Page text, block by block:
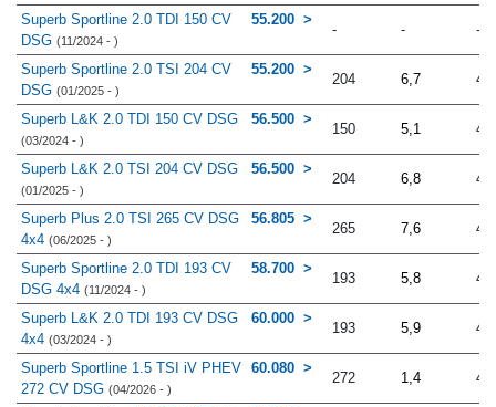
Superb Sportline 2.0 TDI 150 CV
DSG (11/2024 - )
55.200
- - -
Superb Sportline 2.0 TSI 204 CV
DSG (01/2025 - )
55.200
204 6,7
Superb L&K 2.0 TDI 150 CV DSG
(03/2024 - )
56.500
150 5,1
Superb L&K 2.0 TSI 204 CV DSG
(01/2025 - )
56.500
204 6,8
Superb Plus 2.0 TSI 265 CV DSG
4x4 (06/2025 - )
56.805
265 7,6
Superb Sportline 2.0 TDI 193 CV
DSG 4x4 (11/2024 - )
58.700
193 5,8
Superb L&K 2.0 TDI 193 CV DSG
4x4 (03/2024 - )
60.000
193 5,9
Superb Sportline 1.5 TSI iV PHEV
272 CV DSG (04/2026 - )
60.080
272 1,4